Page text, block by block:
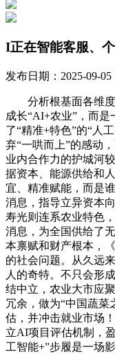
I正在智能客服、
发布日期：2025-09-05
分析根基面各维度
成长“AI+农业”，而
了“精准+特色”的“人
弃“一哄而上”的感动
业内合作力的护城河
据资本、能源供给和
宜、精准赋能，而是
消息，指导立异资本
寿光则连系农业特色
消息，为全国供给了
本禀赋和财产根本，
的社会问题。从久远
人的奇特。不只会形
结中立，农业大市应
冗余，做为“中国蔬菜
估，并冲击就业市场
立AI项目评估机制，
工智能+”步履是一场